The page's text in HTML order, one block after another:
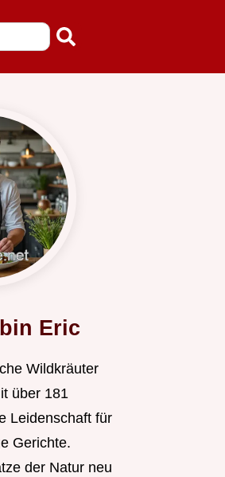
Eric
Wildkräuter
über 181
Leidenschaft für
Gerichte.
der Natur neu